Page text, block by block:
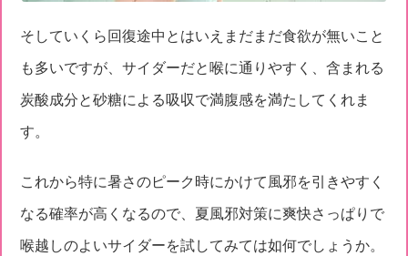
そしていくら回復途中とはいえまだまだ食欲が無いこと
も多いですが、サイダーだと喉に通りやすく、含まれる
炭酸成分と砂糖による吸収で満腹感を満たしてくれま
す。
これから特に暑さのピーク時にかけて風邪を引きやすく
なる確率が高くなるので、夏風邪対策に爽快さっぱりで
喉越しのよいサイダーを試してみては如何でしょうか。